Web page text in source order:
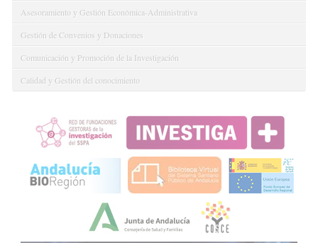
Asesoramiento y Gestión Económica-Administrativa
Gestión de Convenios y Donaciones
Comunicación y Promoción de la Investigación
Calidad y Gestión del conocimiento